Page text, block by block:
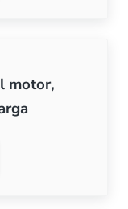
motor,
Parámetros del